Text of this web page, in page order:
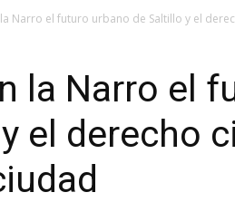
Narro el futuro urbano de Saltillo y el
la Narro el
el derecho